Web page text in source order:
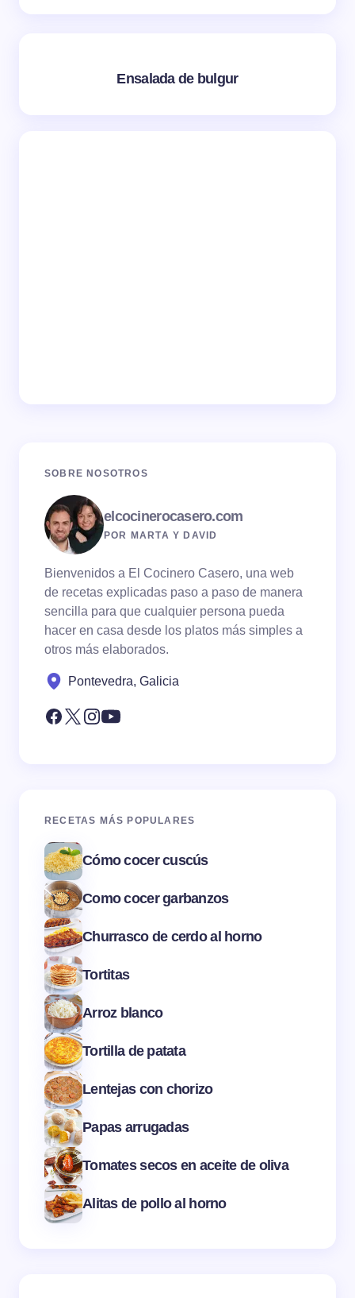
Ensalada de bulgur
SOBRE NOSOTROS
elcocinerocasero.com
POR MARTA Y DAVID
Bienvenidos a El Cocinero Casero, una web
de recetas explicadas paso a paso de manera
sencilla para que cualquier persona pueda
hacer en casa desde los platos más simples a
otros más elaborados.
Pontevedra, Galicia
RECETAS MÁS POPULARES
Cómo cocer cuscús
Como cocer garbanzos
Churrasco de cerdo al horno
Tortitas
Arroz blanco
Tortilla de patata
Lentejas con chorizo
Papas arrugadas
Tomates secos en aceite de oliva
Alitas de pollo al horno